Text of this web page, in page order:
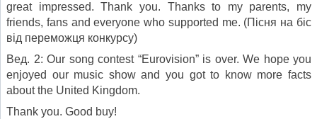
great impressed. Thank you. Thanks to my parents, my
friends, fans and everyone who supported me. (Пісня на біс
від переможця конкурсу)
Вед. 2: Our song contest “Eurovision” is over. We hope you
enjoyed our music show and you got to know more facts
about the United Kingdom.
Thank you. Good buy!